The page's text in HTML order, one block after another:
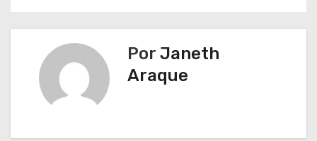
c
Por Janeth
Araque